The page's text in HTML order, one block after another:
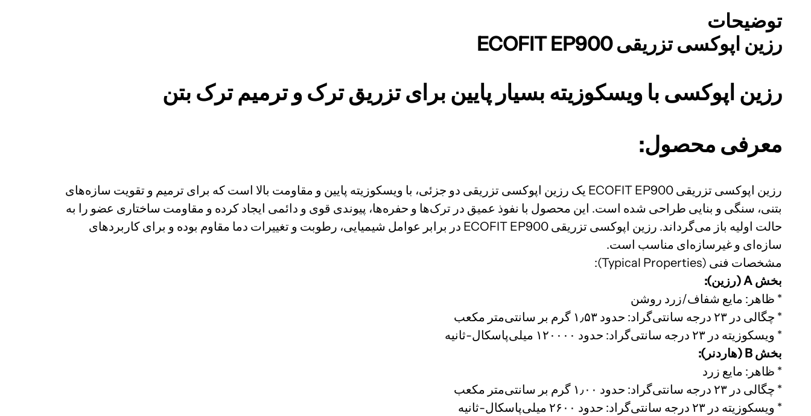
توضیحات
رزین اپوکسی تزریقی ECOFIT EP900
رزین اپوکسی با ویسکوزیته بسیار پایین برای تزریق ترک و ترمیم ترک بتن
معرفی محصول:
رزین اپوکسی تزریقی ECOFIT EP900 یک رزین اپوکسی تزریقی دو جزئی، با ویسکوزیته پایین و مقاومت بالا است که برای ترمیم و تقویت سازه‌های
بتنی، سنگی و بنایی طراحی شده است. این محصول با نفوذ عمیق در ترک‌ها و حفره‌ها، پیوندی قوی و دائمی ایجاد کرده و مقاومت ساختاری عضو را به
حالت اولیه باز می‌گرداند. رزین اپوکسی تزریقی ECOFIT EP900 در برابر عوامل شیمیایی، رطوبت و تغییرات دما مقاوم بوده و برای کاربردهای
سازه‌ای و غیرسازه‌ای مناسب است.
مشخصات فنی (Typical Properties):
بخش A (رزین):
* ظاهر: مایع شفاف/زرد روشن
* چگالی در ۲۳ درجه سانتی‌گراد: حدود ۱٫۵۳ گرم بر سانتی‌متر مکعب
* ویسکوزیته در ۲۳ درجه سانتی‌گراد: حدود ۱۲۰۰۰۰ میلی‌پاسکال-ثانیه
بخش B (هاردنر):
* ظاهر: مایع زرد
* چگالی در ۲۳ درجه سانتی‌گراد: حدود ۱٫۰۰ گرم بر سانتی‌متر مکعب
* ویسکوزیته در ۲۳ درجه سانتی‌گراد: حدود ۲۶۰۰ میلی‌پاسکال-ثانیه